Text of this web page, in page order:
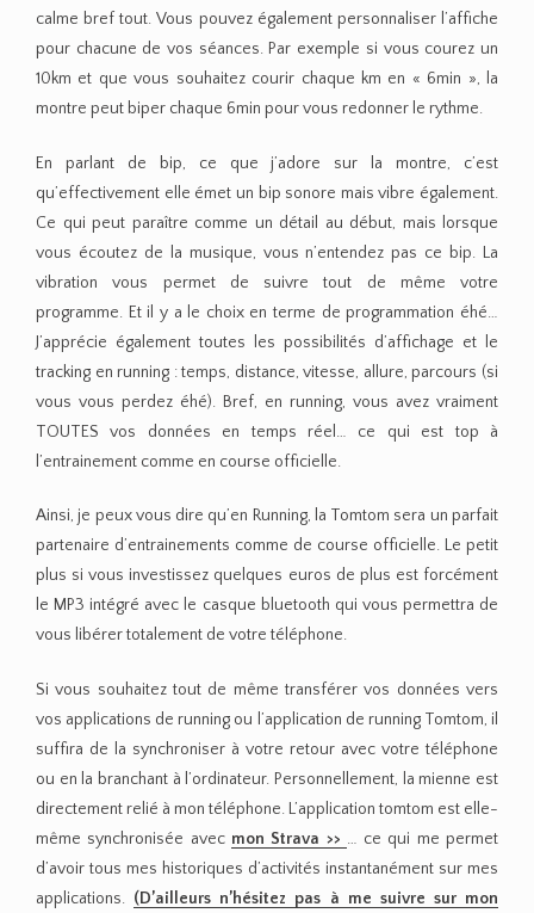
calme bref tout. Vous pouvez également personnaliser l’affiche
pour chacune de vos séances. Par exemple si vous courez un
10km et que vous souhaitez courir chaque km en « 6min », la
montre peut biper chaque 6min pour vous redonner le rythme.
En parlant de bip, ce que j’adore sur la montre, c’est
qu’effectivement elle émet un bip sonore mais vibre également.
Ce qui peut paraître comme un détail au début, mais lorsque
vous écoutez de la musique, vous n’entendez pas ce bip. La
vibration vous permet de suivre tout de même votre
programme. Et il y a le choix en terme de programmation éhé…
J’apprécie également toutes les possibilités d’affichage et le
tracking en running : temps, distance, vitesse, allure, parcours (si
vous vous perdez éhé). Bref, en running, vous avez vraiment
TOUTES vos données en temps réel… ce qui est top à
l’entrainement comme en course officielle.
Ainsi, je peux vous dire qu’en Running, la Tomtom sera un parfait
partenaire d’entrainements comme de course officielle. Le petit
plus si vous investissez quelques euros de plus est forcément
le MP3 intégré avec le casque bluetooth qui vous permettra de
vous libérer totalement de votre téléphone.
Si vous souhaitez tout de même transférer vos données vers
vos applications de running ou l’application de running Tomtom, il
suffira de la synchroniser à votre retour avec votre téléphone
ou en la branchant à l’ordinateur. Personnellement, la mienne est
directement relié à mon téléphone. L’application tomtom est elle-
même synchronisée avec mon Strava >> … ce qui me permet
d’avoir tous mes historiques d’activités instantanément sur mes
applications. (D’ailleurs n’hésitez pas à me suivre sur mon